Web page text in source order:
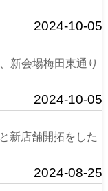
2024-10-05
新会場梅田東通り
2024-10-05
店舗開拓をした
2024-08-25